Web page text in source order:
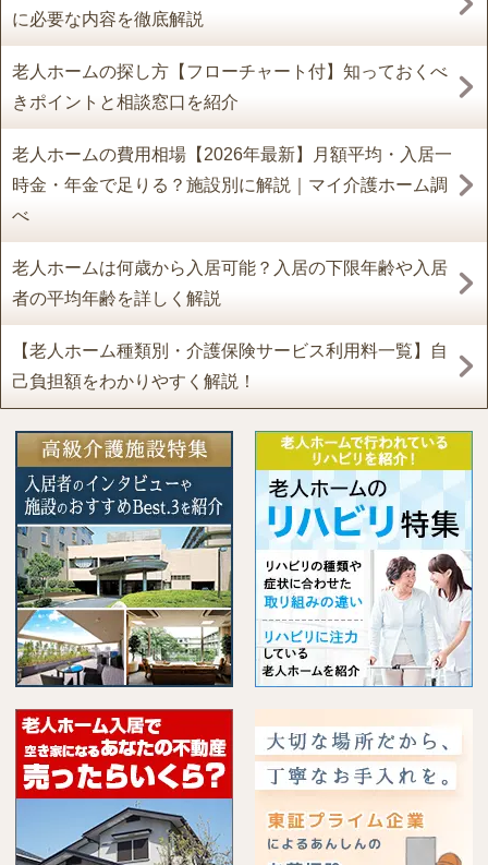
に必要な内容を徹底解説
老人ホームの探し方【フローチャート付】知っておくべ
きポイントと相談窓口を紹介
老人ホームの費用相場【2026年最新】月額平均・入居一
時金・年金で足りる？施設別に解説｜マイ介護ホーム調
べ
老人ホームは何歳から入居可能？入居の下限年齢や入居
者の平均年齢を詳しく解説
【老人ホーム種類別・介護保険サービス利用料一覧】自
己負担額をわかりやすく解説！